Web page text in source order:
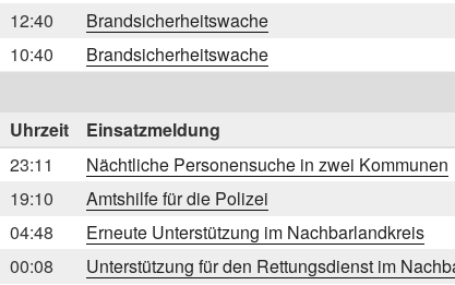
12:40
Brandsicherheitswache
10:40 Brandsicherheitswache
Uhrzeit
Einsatzmeldung
23:11
Nächtliche Personensuche in zwei Kommunen
19:10
Amtshilfe für die Polizei
04:48
Erneute Unterstützung im Nachbarlandkreis
00:08
Unterstützung für den Rettungsdienst im